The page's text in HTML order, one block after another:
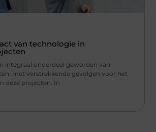
van technologie in
integraal onderdeel geworden van
met verstrekkende gevolgen voor het
deze projecten. In